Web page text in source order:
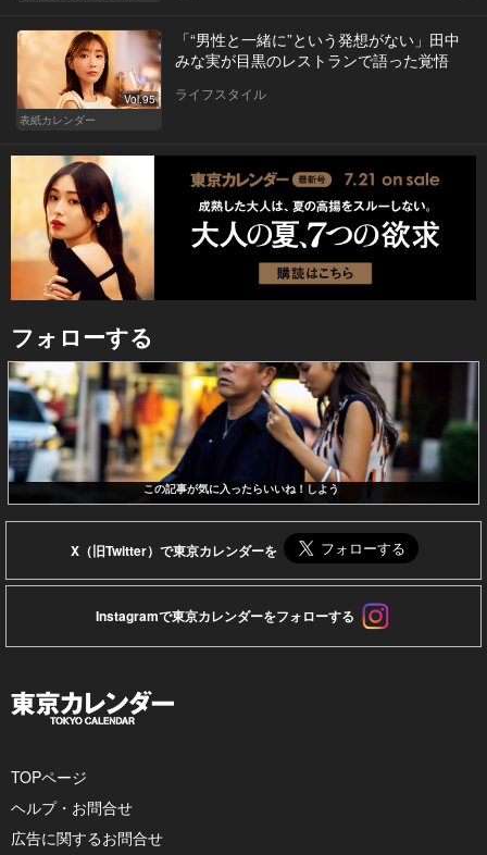
Vol.95
表紙カレンダー
「“男性と一緒に”という発想がない」田中
みな実が目黒のレストランで語った覚悟
ライフスタイル
フォローする
この記事が気に入ったらいいね！しよう
X（旧Twitter）で東京カレンダーを
Instagramで東京カレンダーをフォローする
TOPページ
ヘルプ・お問合せ
広告に関するお問合せ